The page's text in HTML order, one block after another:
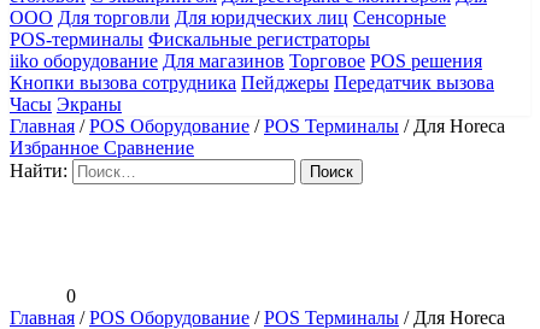
ООО Для торговли Для юридческих лиц Сенсорные
POS-терминалы Фискальные регистраторы
iiko оборудование Для магазинов Торговое POS решения
Кнопки вызова сотрудника Пейджеры Передатчик вызова
Часы Экраны
Главная /POS Оборудование /POS Терминалы / Для Horeca
Избранное Сравнение
Найти:
0
Главная /POS Оборудование /POS Терминалы / Для Horeca